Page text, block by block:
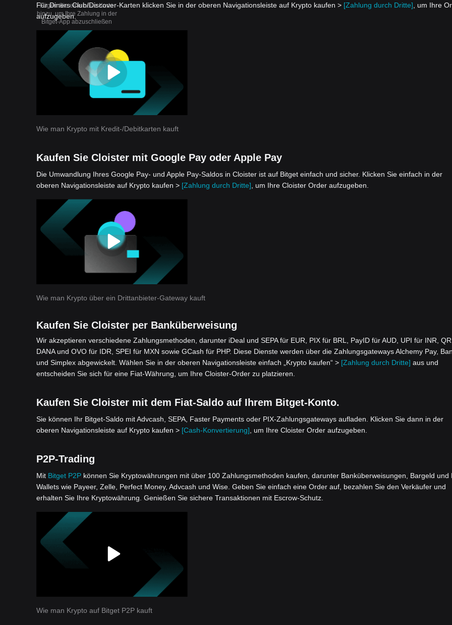
Fügen Sie eine neue Karte
hinzu, um Ihre Zahlung in der
Bitget-App abzuschließen
Für Diners Club/Discover-Karten klicken Sie in der oberen Navigationsleiste auf Krypto kaufen > [Zahlung durch Dritte] , um Ihre
aufzugeben.
Wie man Krypto mit Kredit-/Debitkarten kauft
Kaufen Sie Cloister mit Google Pay oder Apple Pay
Die Umwandlung Ihres Google Pay- und Apple Pay-Saldos in Cloister ist auf Bitget einfach und sicher. Klicken Sie einfach in der
oberen Navigationsleiste auf Krypto kaufen > [Zahlung durch Dritte] , um Ihre Cloister Order aufzugeben.
Wie man Krypto über ein Drittanbieter-Gateway kauft
Kaufen Sie Cloister per Banküberweisung
Wir akzeptieren verschiedene Zahlungsmethoden, darunter iDeal und SEPA für EUR, PIX für BRL, PayID für AUD, UPI für INR,
DANA und OVO für IDR, SPEI für MXN sowie GCash für PHP. Diese Dienste werden über die Zahlungsgateways Alchemy Pay,
und Simplex abgewickelt. Wählen Sie in der oberen Navigationsleiste einfach „Krypto kaufen“ > [Zahlung durch Dritte] aus und
entscheiden Sie sich für eine Fiat-Währung, um Ihre Cloister-Order zu platzieren.
Kaufen Sie Cloister mit dem Fiat-Saldo auf Ihrem Bitget-Konto.
Sie können Ihr Bitget-Saldo mit Advcash, SEPA, Faster Payments oder PIX-Zahlungsgateways aufladen. Klicken Sie dann in der
oberen Navigationsleiste auf Krypto kaufen > [Cash-Konvertierung] , um Ihre Cloister Order aufzugeben.
P2P-Trading
Mit Bitget P2P können Sie Kryptowährungen mit über 100 Zahlungsmethoden kaufen, darunter Banküberweisungen, Bargeld und
Wallets wie Payeer, Zelle, Perfect Money, Advcash und Wise. Geben Sie einfach eine Order auf, bezahlen Sie den Verkäufer und
erhalten Sie Ihre Kryptowährung. Genießen Sie sichere Transaktionen mit Escrow-Schutz.
Wie man Krypto auf Bitget P2P kauft